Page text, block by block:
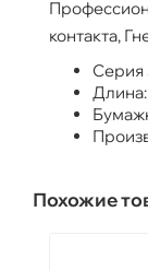
контакта,
Серия
Похожие